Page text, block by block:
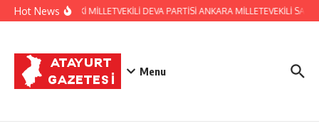
İçeriğe atla
Hot News
HATAY ESKİ MİLLETVEKİLİ DEVA PARTİSİ ANKARA MİLLETEVEKİLİ
Menu